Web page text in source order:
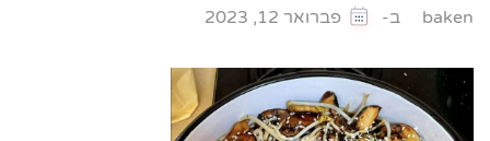
baken ב- פברואר 12, 2023